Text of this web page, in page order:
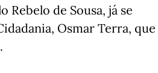
de Sousa, já se
Osmar Terra, que